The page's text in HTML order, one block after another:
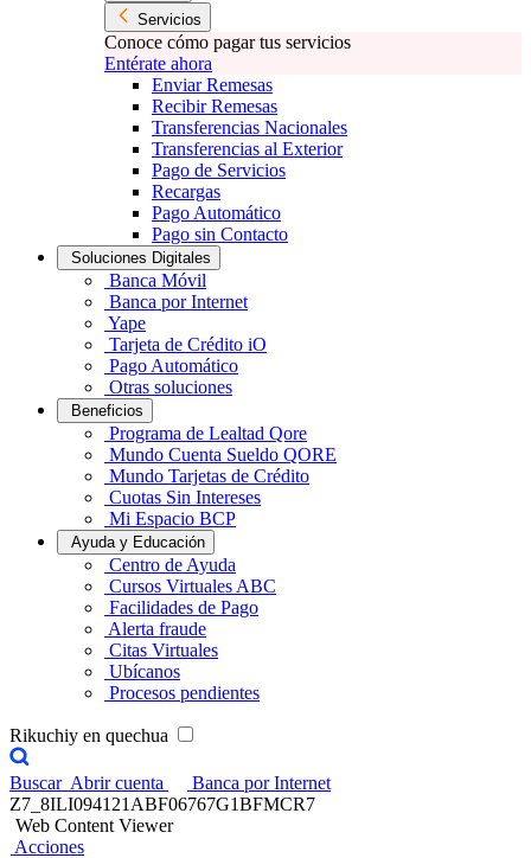
Servicios
Conoce cómo pagar tus servicios
Entérate ahora
Enviar Remesas
Recibir Remesas
Transferencias Nacionales
Transferencias al Exterior
Pago de Servicios
Recargas
Pago Automático
Pago sin Contacto
Soluciones Digitales
Banca Móvil
Banca por Internet
Yape
Tarjeta de Crédito iO
Pago Automático
Otras soluciones
Beneficios
Programa de Lealtad Qore
Mundo Cuenta Sueldo QORE
Mundo Tarjetas de Crédito
Cuotas Sin Intereses
Mi Espacio BCP
Ayuda y Educación
Centro de Ayuda
Cursos Virtuales ABC
Facilidades de Pago
Alerta fraude
Citas Virtuales
Ubícanos
Procesos pendientes
Rikuchiy en quechua
Buscar Abrir cuenta
Banca por Internet
Z7_8ILI094121ABF06767G1BFMCR7
Web Content Viewer
Acciones